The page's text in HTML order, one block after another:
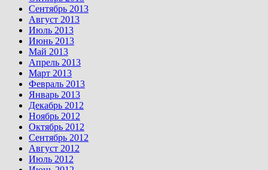
Сентябрь 2013
Август 2013
Июль 2013
Июнь 2013
Май 2013
Апрель 2013
Март 2013
Февраль 2013
Январь 2013
Декабрь 2012
Ноябрь 2012
Октябрь 2012
Сентябрь 2012
Август 2012
Июль 2012